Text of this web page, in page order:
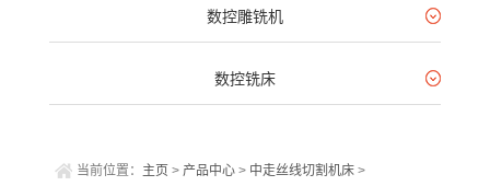
数控雕铣机
数控铣床
当前位置： 主页 > 产品中心 > 中走丝线切割机床 >